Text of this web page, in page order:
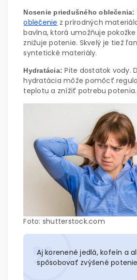
Nosenie priedušného oblečenia:
oblečenie z prírodných
bavlna, ktorá umožňuje
znižuje potenie. Skvelý je tiež
syntetické materiály.
Hydratácia: Pite dostatok vody.
hydratácia môže pomôcť
teplotu a znížiť potrebu potenia.
Foto: shutterstock.com
Aj korenené jedlá, kofeín a
spôsobovať zvýšené